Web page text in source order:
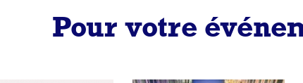
Pour votre